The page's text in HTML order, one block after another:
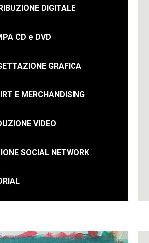
DIGITALE
CD e DVD
GRAFICA
E MERCHANDISING
VIDEO
SOCIAL NETWORK